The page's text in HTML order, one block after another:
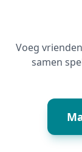
Voeg
samen